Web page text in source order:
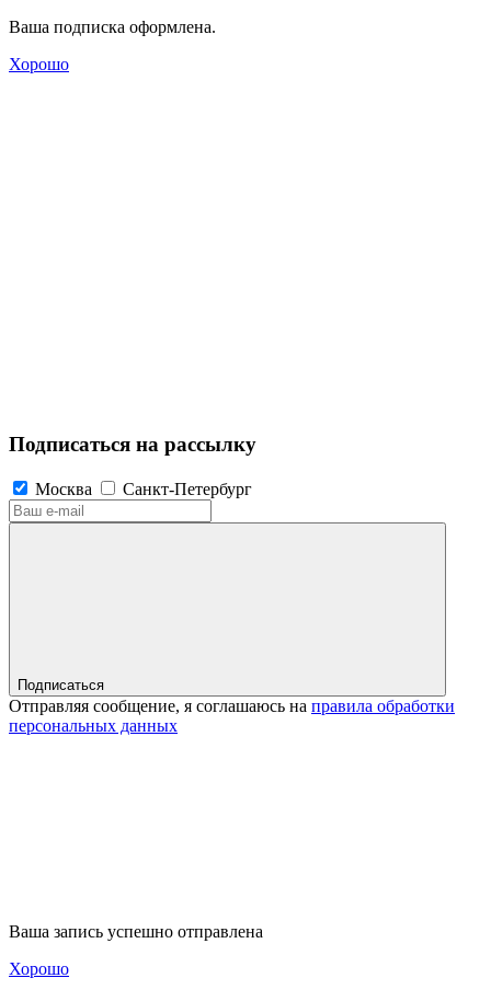
Ваша подписка оформлена.
Хорошо
Подписаться на рассылку
Москва Санкт-Петербург
Подписаться
Отправляя сообщение, я соглашаюсь на правила обработки
персональных данных
Ваша запись успешно отправлена
Хорошо